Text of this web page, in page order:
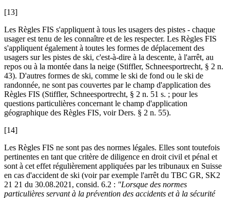
[13]
Les Règles FIS s'appliquent à tous les usagers des pistes - chaque
usager est tenu de les connaître et de les respecter. Les Règles FIS
s'appliquent également à toutes les formes de déplacement des
usagers sur les pistes de ski, c'est-à-dire à la descente, à l'arrêt, au
repos ou à la montée dans la neige (Stiffler, Schneesportrecht, § 2 n.
43). D'autres formes de ski, comme le ski de fond ou le ski de
randonnée, ne sont pas couvertes par le champ d'application des
Règles FIS (Stiffler, Schneesportrecht, § 2 n. 51 s. ; pour les
questions particulières concernant le champ d'application
géographique des Règles FIS, voirDers. § 2 n. 55).
[14]
Les Règles FIS ne sont pas des normes légales. Elles sont toutefois
pertinentes en tant que critère de diligence en droit civil et pénal et
sont à cet effet régulièrement appliquées par les tribunaux en Suisse
en cas d'accident de ski (voir par exemple l'arrêt du TBC GR, SK2
21 21 du 30.08.2021, consid. 6.2 : "Lorsque des normes
particulières servant à la prévention des accidents et à la sécurité